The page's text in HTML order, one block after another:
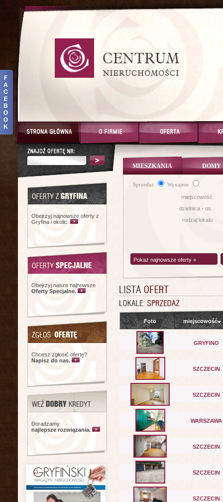
Obejrzyj najnowsze oferty z
Gryfina i okolic.
Obejrzyj nasze najnowsze
Oferty Specjalne.
Chcesz zgłosić ofertę?
Napisz do nas.
Doradzamy
najlepsze rozwiązania.
Sprzedaż Wynajem
MIESZKANIA DOMY
miejscowość
dzielnica - os.
rodzaj lokalu
Pokaż najnowsze oferty »
Foto miejscowość
GRYFINO
SZCZECIN
SZCZECIN
WARSZAWA
SZCZECIN
SZCZECIN
SZCZECIN